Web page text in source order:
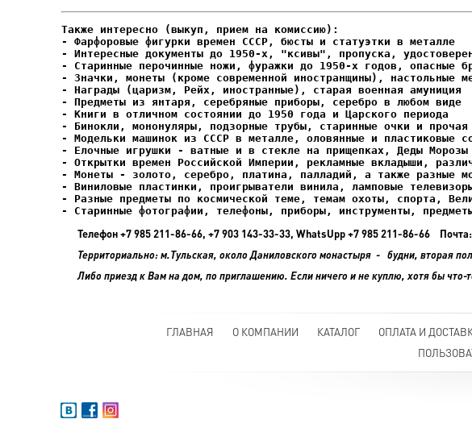
- Фарфоровые фигурки времен СССР, бюсты и статуэтки в металле
- Интересные документы до 1950-х, "ксивы", пропуска,
- Елочные игрушки - ватные и в стекле на прищепках, Деды Морозы
- Старинные фотографии, телефоны, приборы, инструменты,
Телефон +7 985 211-86-66, +7 903 143-33-33, WhatsUpp +7 985 211-86-66
Территориально: м.Тульская, около Даниловского монастыря - будни, вторая
Либо приезд к Вам на дом, по приглашению. Если ничего и не куплю, хотя бы что-
ГЛАВНАЯ О КОМПАНИИ КАТАЛОГ ОПЛАТА И